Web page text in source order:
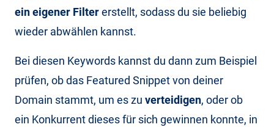
ein eigener Filtererstellt, sodass du sie beliebig
wieder abwählen kannst.
Bei diesen Keywords kannst du dann zum Beispiel
prüfen, ob das Featured Snippet von deiner
Domain stammt, um es zu verteidigen, oder ob
ein Konkurrent dieses für sich gewinnen konnte, in